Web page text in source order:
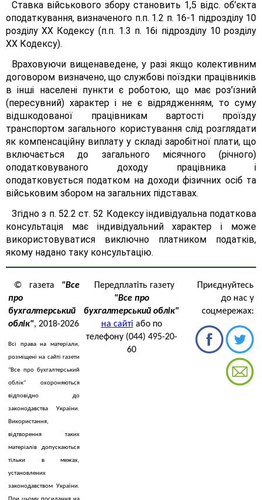
Ставка військового збору становить 1,5 відс. об’єкта
оподаткування, визначеного п.п. 1.2 п. 16-1 підрозділу 10
розділу XX Кодексу (п.п. 1.3 п. 16і підрозділу 10 розділу
XX Кодексу).
Враховуючи вищенаведене, у разі якщо колективним
договором визначено, що службові поїздки працівників
в інші населені пункти є роботою, що має роз'їзний
(пересувний) характер і не є відрядженням, то суму
відшкодованої працівникам вартості проїзду
транспортом загального користування слід розглядати
як компенсаційну виплату у складі заробітної плати, що
включається до загального місячного (річного)
оподатковуваного доходу працівника і
оподатковується податком на доходи фізичних осіб та
військовим збором на загальних підставах.
Згідно з п. 52.2 ст. 52 Кодексу індивідуальна податкова
консультація має індивідуальний характер і може
використовуватися виключно платником податків,
якому надано таку консультацію.
© газета "Все
про
бухгалтерський
облік", 2018-2026
Всі права на матеріали,
розміщені на сайті газети
"Все про бухгалтерський
облік" охороняються
відповідно до
законодавства України.
Використання,
відтворення таких
матеріалів допускаються
тільки в межах,
установлених
законодавством України.
Передплатіть газету
"Все про
бухгалтерський облік"
на сайті або по
телефону (044) 495-20-
60
Приєднуйтесь
до нас у
соцмережах: